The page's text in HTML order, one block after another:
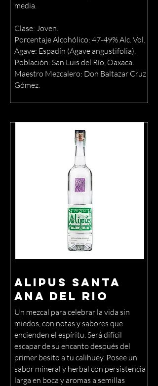
media.
Clase: Joven.
Porcentaje Alcohólico: 47-49% Alc. Vol.
Agave: Espadín (Agave angustifolia).
Población: San Luis del Río, Oaxaca.
Maestro Mezcalero: Don Baltazar Cruz
Gómez.
Alipus Santa
Ana del Rio
Un mezcal para celebrar la vida sin
miedos, con notas y sabores que
encienden el espíritu. Será difícil
escapar de su encanto después del
primer besito a tu calihuey. Posee un
sabor mineral y herbal con persistencia
larga en boca y aromas a semillas